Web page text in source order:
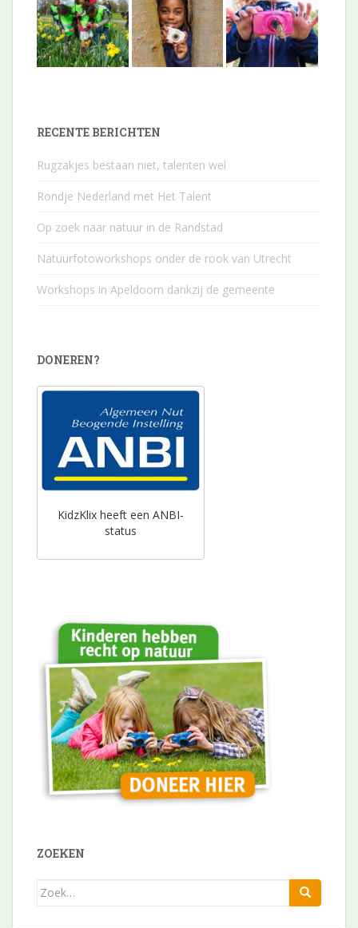
RECENTE BERICHTEN
Rugzakjes bestaan niet, talenten wel
Rondje Nederland met Het Talent
Op zoek naar natuur in de Randstad
Natuurfotoworkshops onder de rook van Utrecht
Workshops in Apeldoorn dankzij de gemeente
DONEREN?
KidzKlix heeft een ANBI-
status
ZOEKEN
Zoek